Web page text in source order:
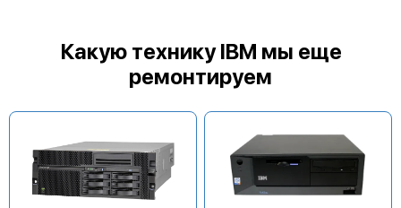
IBM FlashSystem 5035
Какую технику IBM мы еще
ремонтируем